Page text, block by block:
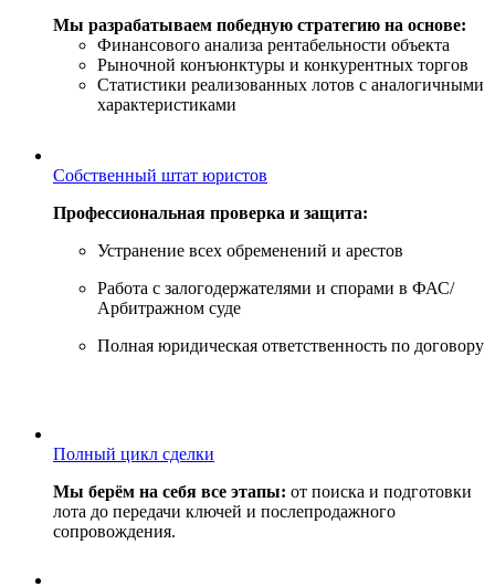
Мы разрабатываем победную стратегию на основе:
Финансового анализа рентабельности объекта
Рыночной конъюнктуры и конкурентных торгов
Статистики реализованных лотов с аналогичными
характеристиками
Собственный штат юристов
Профессиональная проверка и защита:
Устранение всех обременений и арестов
Работа с залогодержателями и спорами в ФАС/
Арбитражном суде
Полная юридическая ответственность по договору
Полный цикл сделки
Мы берём на себя все этапы: от поиска и подготовки
лота до передачи ключей и послепродажного
сопровождения.